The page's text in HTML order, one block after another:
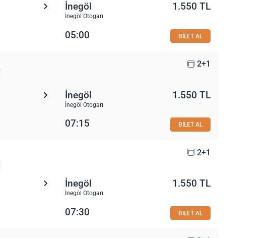
İnegöl
İnegöl Otogarı
1.550 TL
05:00 BİLET AL
2+1
İnegöl
İnegöl Otogarı
1.550 TL
07:15 BİLET AL
2+1
İnegöl
İnegöl Otogarı
1.550 TL
07:30 BİLET AL